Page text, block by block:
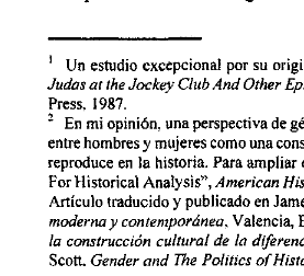
' Un estudio  excepcional por su
Judos or the Jockey Club And Other
Press, 1987.
En mi opinión, una perspectiva de
entre hombres y mujeres como una
reproduce en la  historia. Para  ampliar
For Historical Analysis", American
Articulo traducido y publicado en
moderna y contemporóneo. Valencia,
la  construcción culrural de  lo
Scon. Gender ond ihe Politics